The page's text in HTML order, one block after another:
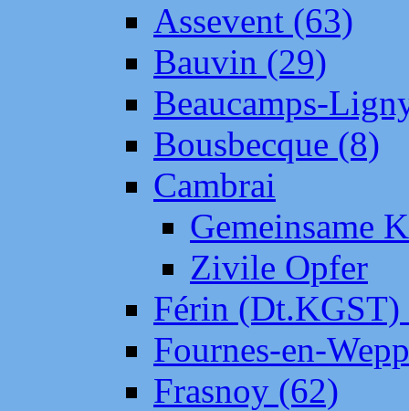
Assevent (63)
Bauvin (29)
Beaucamps-
Bousbecque (8)
Cambrai
Gemeinsame
Zivile Opfer
Férin (Dt.KGST)
Fournes-en-
Frasnoy (62)